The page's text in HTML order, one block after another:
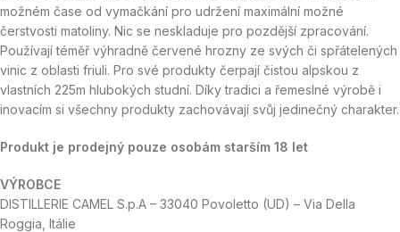
možném čase od vymačkání pro udržení maximální možné
čerstvosti matoliny. Nic se neskladuje pro pozdější zpracování.
Používají téměř výhradně červené hrozny ze svých či spřátelených
vinic z oblasti friuli. Pro své produkty čerpají čistou alpskou z
vlastních 225m hlubokých studní. Díky tradici a řemeslné výrobě i
inovacím si všechny produkty zachovávají svůj jedinečný charakter.
Produkt je prodejný pouze osobám starším 18 let
VÝROBCE
DISTILLERIE CAMEL S.p.A – 33040 Povoletto (UD) – Via Della
Roggia, Itálie